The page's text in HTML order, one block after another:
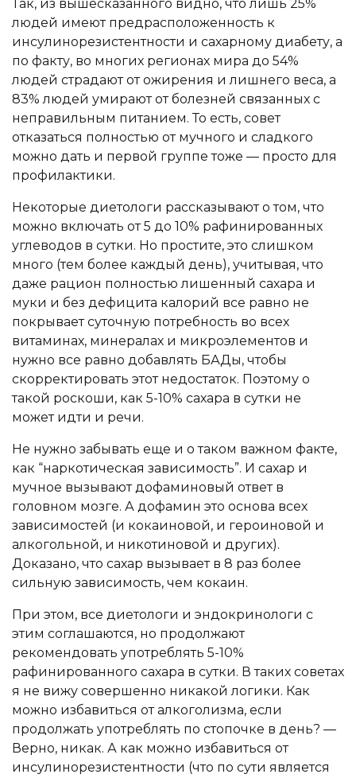
Так, из вышесказанного видно, что лишь 25%
людей имеют предрасположенность к
инсулинорезистентности и сахарному диабету, а
по факту, во многих регионах мира до 54%
людей страдают от ожирения и лишнего веса, а
83% людей умирают от болезней связанных с
неправильным питанием. То есть, совет
отказаться полностью от мучного и сладкого
можно дать и первой группе тоже — просто для
профилактики.
Некоторые диетологи рассказывают о том, что
можно включать от 5 до 10% рафинированных
углеводов в сутки. Но простите, это слишком
много (тем более каждый день), учитывая, что
даже рацион полностью лишенный сахара и
муки и без дефицита калорий все равно не
покрывает суточную потребность во всех
витаминах, минералах и микроэлементов и
нужно все равно добавлять БАДы, чтобы
скорректировать этот недостаток. Поэтому о
такой роскоши, как 5-10% сахара в сутки не
может идти и речи.
Не нужно забывать еще и о таком важном факте,
как “наркотическая зависимость”. И сахар и
мучное вызывают дофаминовый ответ в
головном мозге. А дофамин это основа всех
зависимостей (и кокаиновой, и героиновой и
алкогольной, и никотиновой и других).
Доказано, что сахар вызывает в 8 раз более
сильную зависимость, чем кокаин.
При этом, все диетологи и эндокринологи с
этим соглашаются, но продолжают
рекомендовать употреблять 5-10%
рафинированного сахара в сутки. В таких советах
я не вижу совершенно никакой логики. Как
можно избавиться от алкоголизма, если
продолжать употреблять по стопочке в день? —
Верно, никак. А как можно избавиться от
инсулинорезистентности (что по сути является